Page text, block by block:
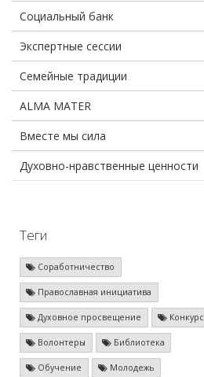
Социальный банк
Экспертные сессии
Семейные традиции
ALMA MATER
Вместе мы сила
Духовно-нравственные ценности
Теги
Соработничество
Православная инициатива
Духовное просвещение Конкурс
Волонтеры Библиотека
Обучение Молодежь